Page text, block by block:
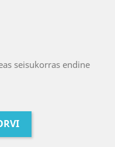
seisukorras endine